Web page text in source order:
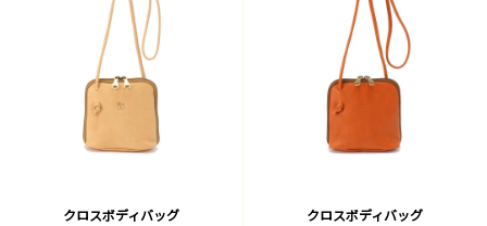
クロスボディバッグ
クロスボディバッグ